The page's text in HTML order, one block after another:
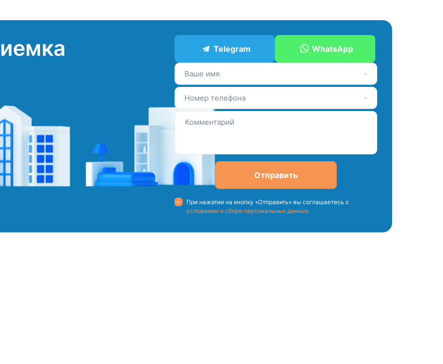
Telegram WhatsApp
Ваше имя
Номер телефона
Отправить
При нажатии на кнопку «Отправить» вы соглашаетесь с
условиями о сборе персональных данных